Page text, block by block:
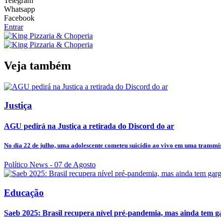
Whatsapp
Facebook
Entrar
Veja também
Justiça
AGU pedirá na Justiça a retirada do Discord do ar
No dia 22 de julho, uma adolescente cometeu suicídio ao vivo em uma
Político News - 07 de Agosto
Educação
Saeb 2025: Brasil recupera nível pré-pandemia, mas ainda tem